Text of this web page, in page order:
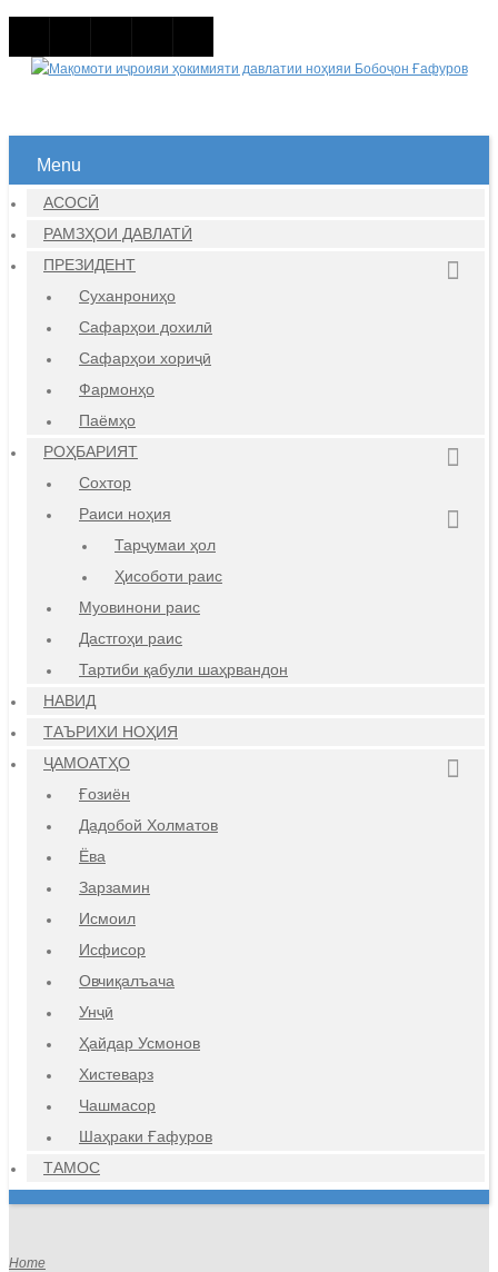
Menu
АСОСӢ
РАМЗҲОИ ДАВЛАТӢ
ПРЕЗИДЕНТ
Суханрониҳо
Сафарҳои дохилӣ
Сафарҳои хориҷӣ
Фармонҳо
Паёмҳо
РОҲБАРИЯТ
Сохтор
Раиси ноҳия
Тарҷумаи ҳол
Ҳисоботи раис
Муовинони раис
Дастгоҳи раис
Тартиби қабули шаҳрвандон
НАВИД
ТАЪРИХИ НОҲИЯ
ҶАМОАТҲО
Ғозиён
Дадобой Холматов
Ёва
Зарзамин
Исмоил
Исфисор
Овчиқалъача
Унҷӣ
Ҳайдар Усмонов
Хистеварз
Чашмасор
Шаҳраки Ғафуров
ТАМОС
Home